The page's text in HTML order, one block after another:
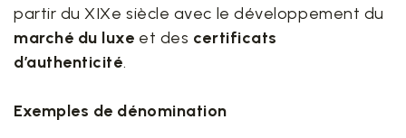
partir du XIXe siècle avec le développement du
marché du luxe et des certificats
d’authenticité.
Exemples de dénomination